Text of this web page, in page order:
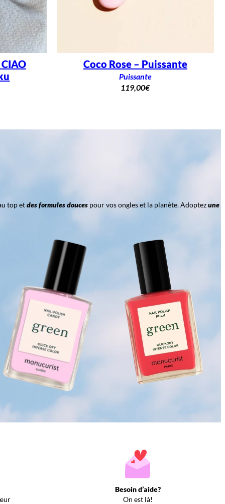
Coco Rose – Puissante
Puissante
119,00€
top etdes formules doucespour vos ongles et la planète. Adoptezune
Besoin d’aide?
On est là!